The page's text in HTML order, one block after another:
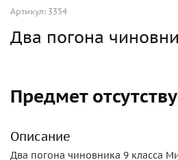
Артикул: 3354
Два погона
Предмет
Описание
Два погона чиновника 9 класса